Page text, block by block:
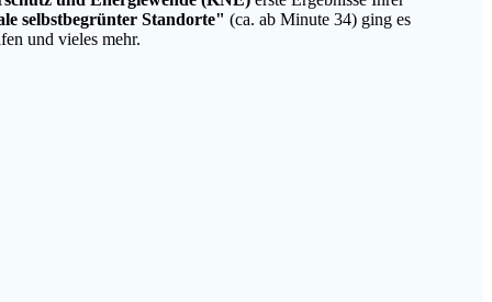
selbstbegrünter Standorte" (ca. ab Minute 34) ging es
und vieles mehr.